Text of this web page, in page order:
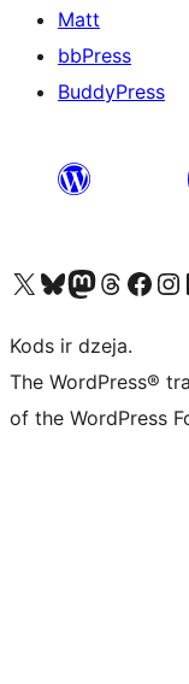
Matt
bbPress
BuddyPress
Apmeklējiet mūsu X (agrāk Twitter) kontu
Apmeklējiet mūsu Bluesky kontu
Apmeklējiet mūsu Mastodon kontu
Apmeklējiet mūsu Threads kontu
Apmeklējiet mūsu Facebook lapu
Apmeklējiet
Kods ir dzeja.
The WordPress®
of the WordPress